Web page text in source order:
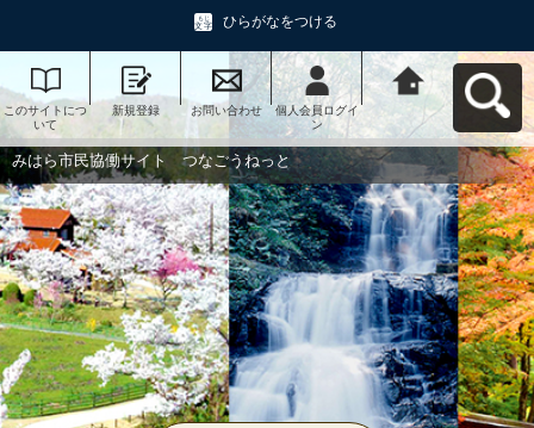
ひらがなをつける
このサイトにつ
いて
新規登録 お問い合わせ
個人会員ログイ
ン
みはら市民協働
サイト つなご
うねっとへ戻る
みはら市民協働サイト つなごうねっと